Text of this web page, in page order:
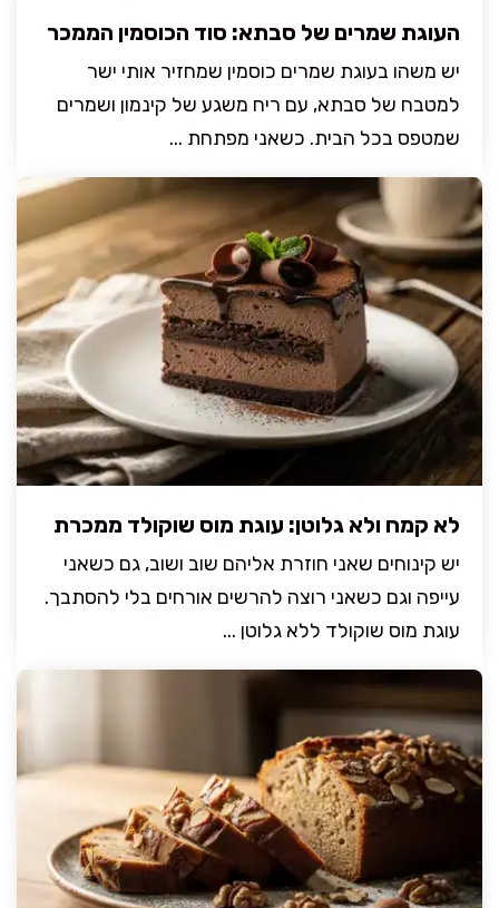
העוגת שמרים של סבתא: סוד הכוסמין הממכר
יש משהו בעוגת שמרים כוסמין שמחזיר אותי ישר
למטבח של סבתא, עם ריח משגע של קינמון ושמרים
שמטפס בכל הבית. כשאני מפתחת ...
לא קמח ולא גלוטן: עוגת מוס שוקולד ממכרת
יש קינוחים שאני חוזרת אליהם שוב ושוב, גם כשאני
עייפה וגם כשאני רוצה להרשים אורחים בלי להסתבך.
עוגת מוס שוקולד ללא גלוטן ...